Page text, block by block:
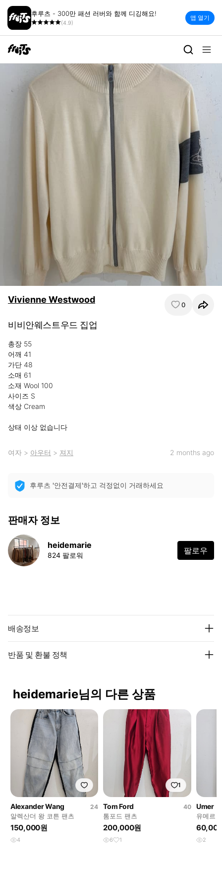
후루츠 - 300만 패션 러버와 함께 디깅해요!
(4.9)
앱 열기
Vivienne Westwood 0
비비안웨스트우드 집업
총장 55
어깨 41
가단 48
소매 61
소재 Wool 100
사이즈 S
색상 Cream
상태 이상 없습니다
여자 > 아우터 > 져지 2 months ago
후루츠 '안전결제'하고 걱정없이 거래하세요
판매자 정보
heidemarie
824 팔로워 팔로우
배송정보
반품 및 환불 정책
heidemarie님의 다른 상품
Alexander Wang
24
알렉산더 왕 코튼 팬츠
150,000원
4
1
Tom Ford
40
톰포드 팬츠
200,000원
6 1
Umer
유메르
2